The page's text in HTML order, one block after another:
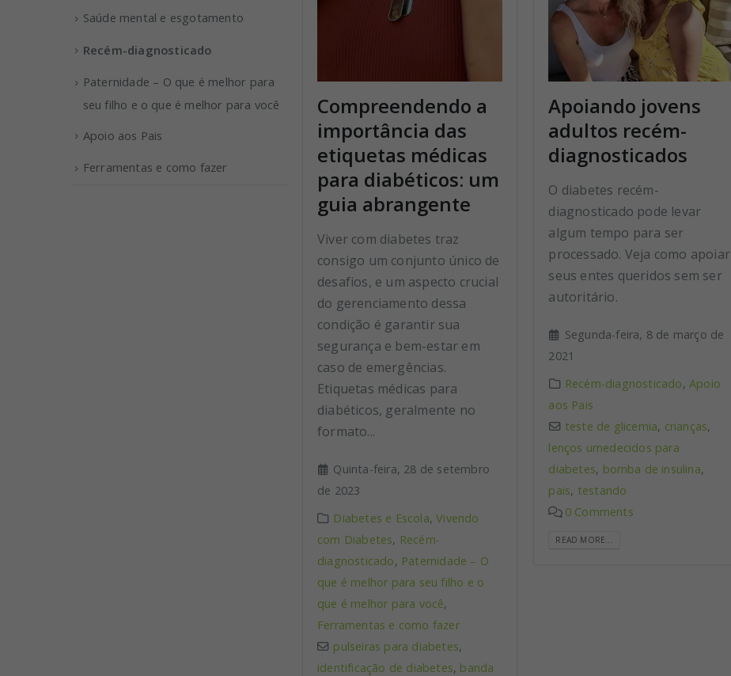
Compreendendo a
importância das
etiquetas médicas
para diabéticos: um
guia abrangente
Viver com diabetes traz
consigo um conjunto único de
desafios, e um aspecto crucial
do gerenciamento dessa
condição é garantir sua
segurança e bem-estar em
caso de emergências.
Etiquetas médicas para
diabéticos, geralmente no
formato...
Quinta-feira, 28 de setembro
de 2023
Diabetes e Escola,Vivendo
com Diabetes, Recém-
diagnosticado, Paternidade – O
que é melhor para seu filho e o
que é melhor para você,
Ferramentas e como fazer
pulseiras para diabetes,
identificação de diabetes, banda
Apoiando jovens
adultos recém-
diagnosticados
O diabetes recém-
diagnosticado pode levar
algum tempo para ser
processado. Veja como apoiar
seus entes queridos sem ser
autoritário.
Segunda-feira, 8 de março de
2021
Recém-diagnosticado,Apoio
aos Pais
teste de glicemia, crianças,
lenços umedecidos para
diabetes, bomba de insulina,
pais, testando
0 Comments
READ MORE...
Saúde mental e esgotamento
Recém-diagnosticado
Paternidade – O que é melhor para
seu filho e o que é melhor para você
Apoio aos Pais
Ferramentas e como fazer